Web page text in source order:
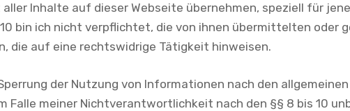
Inhalte auf dieser Webseite übernehmen, speziell für
bin ich nicht verpflichtet, die von ihnen übermittelten oder
die auf eine rechtswidrige Tätigkeit hinweisen.
der Nutzung von Informationen nach den
Falle meiner Nichtverantwortlichkeit nach den §§ 8 bis 10